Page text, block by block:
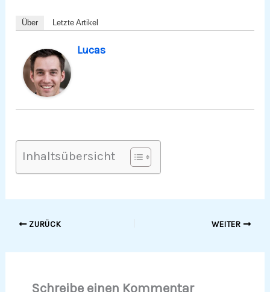
Über Letzte Artikel
Lucas
Inhaltsübersicht
ZURÜCK WEITER
Schreibe einen Kommentar